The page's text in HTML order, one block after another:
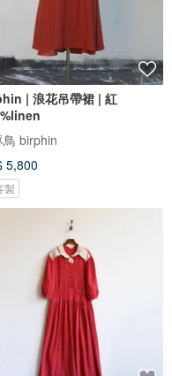
| 浪花吊帶裙 | 紅
鳥 birphin
5,800
製